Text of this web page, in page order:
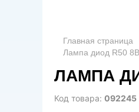
Главная страница
Лампа диод R50
ЛАМПА
Код товара: 092245